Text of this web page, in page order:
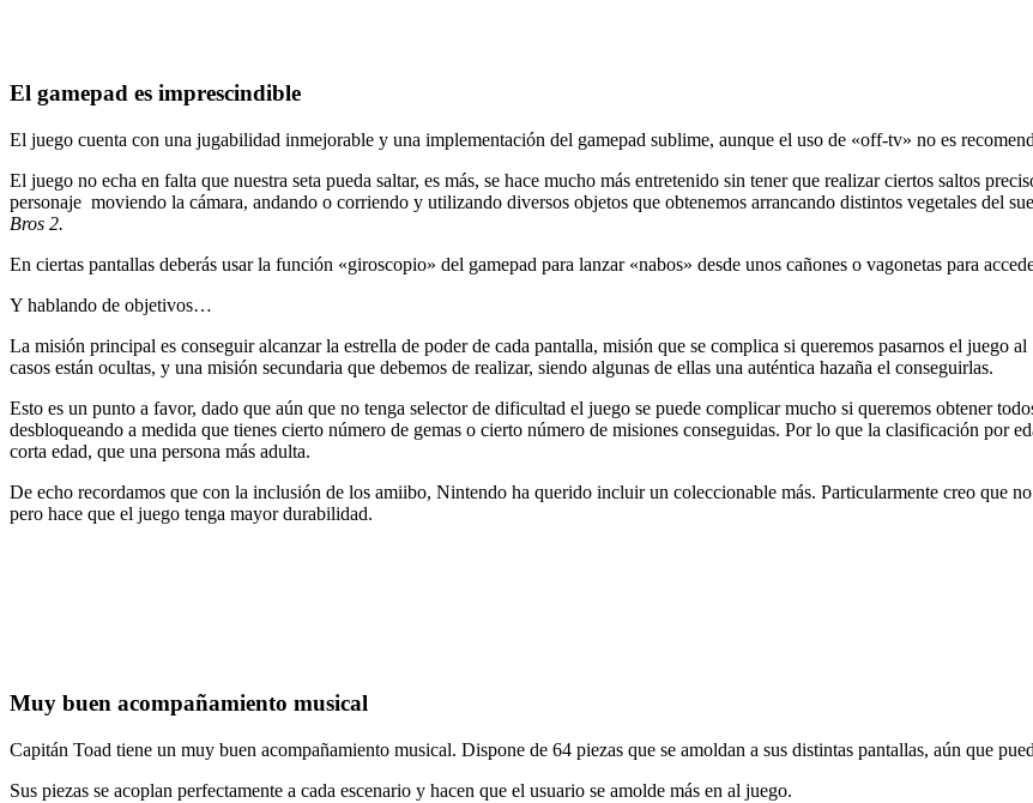
El gamepad es imprescindible
El juego cuenta con una jugabilidad inmejorable y una implementación del gamepad sublime, aunque el uso de «off-tv» no es
El juego no echa en falta que nuestra seta pueda saltar, es más, se hace mucho más entretenido sin tener que realizar ciertos saltos
personaje moviendo la cámara, andando o corriendo y utilizando diversos objetos que obtenemos arrancando distintos vegetales del
Bros 2.
En ciertas pantallas deberás usar la función «giroscopio» del gamepad para lanzar «nabos» desde unos cañones o vagonetas para
Y hablando de objetivos…
La misión principal es conseguir alcanzar la estrella de poder de cada pantalla, misión que se complica si queremos pasarnos el juego
casos están ocultas, y una misión secundaria que debemos de realizar, siendo algunas de ellas una auténtica hazaña el conseguirlas.
Esto es un punto a favor, dado que aún que no tenga selector de dificultad el juego se puede complicar mucho si queremos obtener
desbloqueando a medida que tienes cierto número de gemas o cierto número de misiones conseguidas. Por lo que la clasificación por
corta edad, que una persona más adulta.
De echo recordamos que con la inclusión de los amiibo, Nintendo ha querido incluir un coleccionable más. Particularmente creo que
pero hace que el juego tenga mayor durabilidad.
Muy buen acompañamiento musical
Capitán Toad tiene un muy buen acompañamiento musical. Dispone de 64 piezas que se amoldan a sus distintas pantallas, aún que
Sus piezas se acoplan perfectamente a cada escenario y hacen que el usuario se amolde más en al juego.